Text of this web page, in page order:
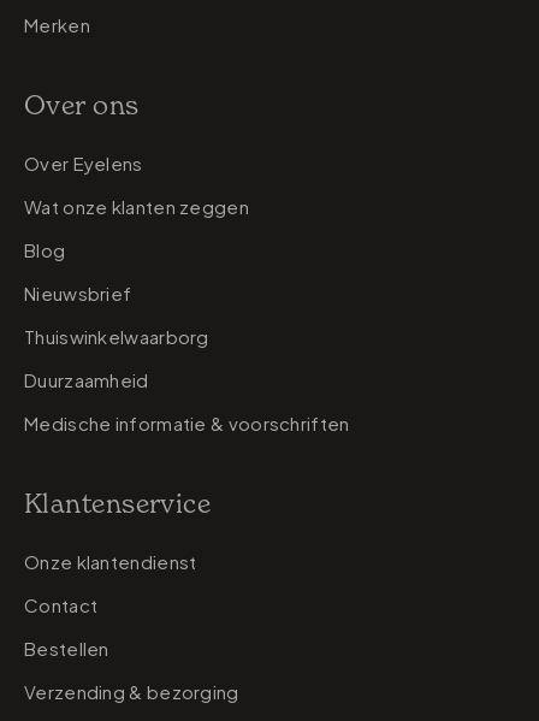
Merken
Over ons
Over Eyelens
Wat onze klanten zeggen
Blog
Nieuwsbrief
Thuiswinkelwaarborg
Duurzaamheid
Medische informatie & voorschriften
Klantenservice
Onze klantendienst
Contact
Bestellen
Verzending & bezorging